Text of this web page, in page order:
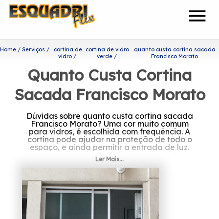
menu
Home Serviços
cortina de
vidro
cortina de vidro
verde
quanto custa cortina sacada
Francisco Morato
Quanto Custa Cortina
Sacada Francisco Morato
Dúvidas sobre quanto custa cortina sacada
Francisco Morato? Uma cor muito comum
para vidros, é escolhida com frequência. A
cortina pode ajudar na proteção de todo o
espaço, e ainda permitir a entrada de luz.
Invista em quanto custa
cortina sacada Francisco
Morato
Fundada em 2002 por profissionais
capacitados, a Esquadriflex é uma das
Ler Mais...